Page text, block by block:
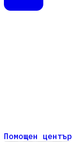
Помощен център